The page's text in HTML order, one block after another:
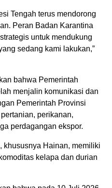
Tengah terus mendorong
Peran Badan Karantina
untuk mendukung
sedang kami lakukan,”
bahwa Pemerintah
menjalin komunikasi dan
Pemerintah Provinsi
perikanan,
perdagangan ekspor.
khususnya Hainan, memiliki
kelapa dan durian